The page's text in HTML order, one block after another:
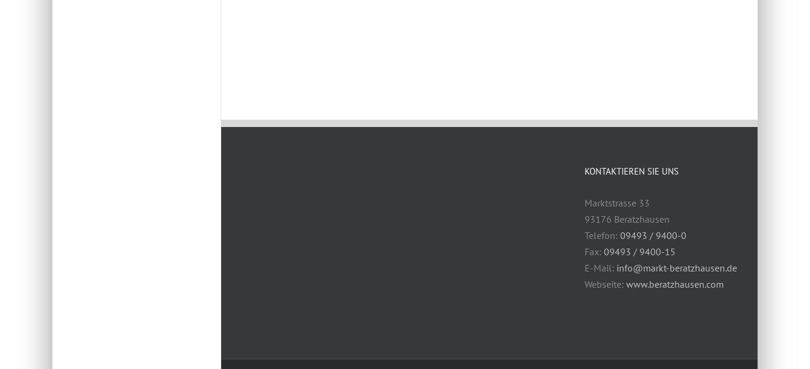
KONTAKTIEREN SIE UNS
Marktstrasse 33
93176 Beratzhausen
Telefon:09493 / 9400-0
Fax:09493 / 9400-15
E-Mail: info@markt-beratzhausen.de
Webseite:www.beratzhausen.com